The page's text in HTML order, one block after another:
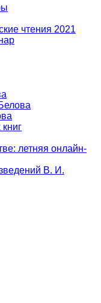
чтения 2021
летняя онлайн-
В. И.